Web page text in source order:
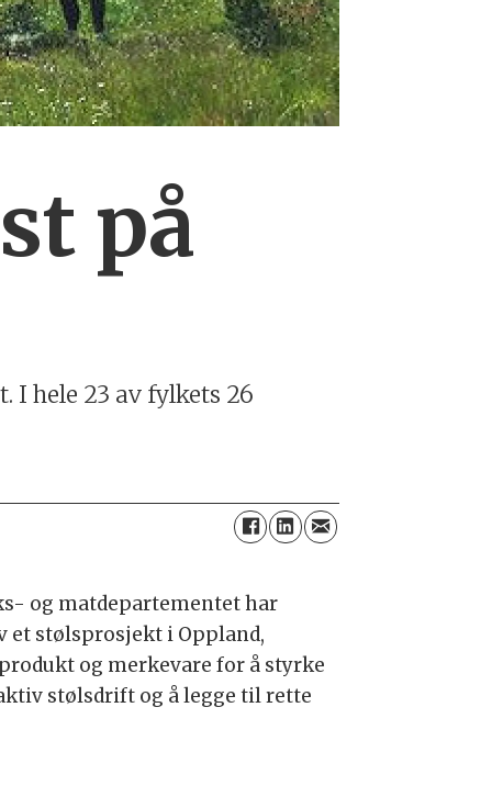
på
I hele 23 av fylkets 26
og matdepartementet har
et stølsprosjekt i Oppland,
og merkevare for å styrke
stølsdrift og å legge til rette